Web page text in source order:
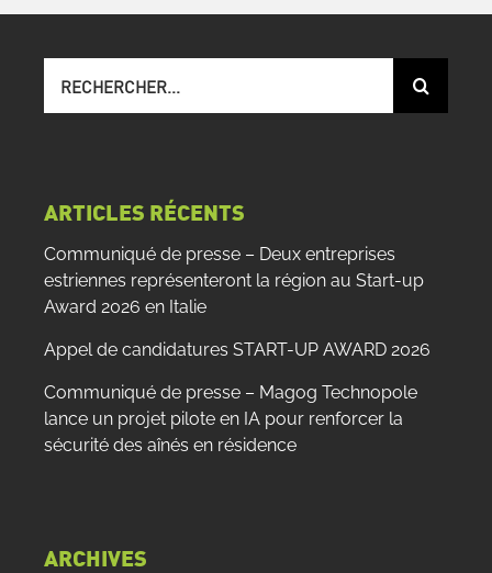
sur
ARTICLES RÉCENTS
Communiqué de presse – Deux entreprises
estriennes représenteront la région au Start-up
Award 2026 en Italie
Appel de candidatures START-UP AWARD 2026
Communiqué de presse – Magog Technopole
lance un projet pilote en IA pour renforcer la
sécurité des aînés en résidence
ARCHIVES